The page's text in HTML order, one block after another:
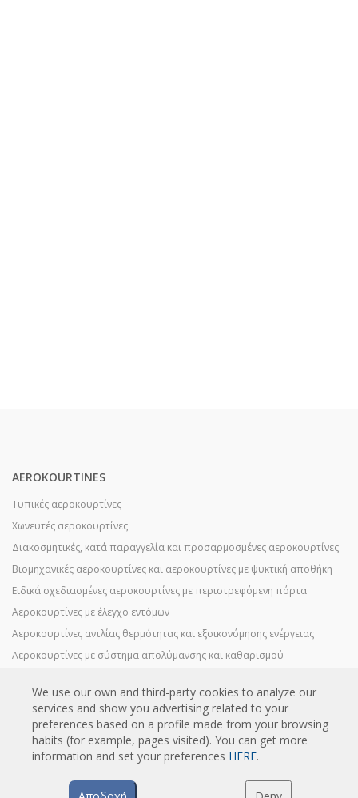
AEROKOURTINES
Τυπικές αεροκουρτίνες
Χωνευτές αεροκουρτίνες
Διακοσμητικές, κατά παραγγελία και προσαρμοσμένες αεροκουρτίνες
Βιομηχανικές αεροκουρτίνες και αεροκουρτίνες με ψυκτική αποθήκη
Ειδικά σχεδιασμένες αεροκουρτίνες με περιστρεφόμενη πόρτα
Αεροκουρτίνες με έλεγχο εντόμων
Αεροκουρτίνες αντλίας θερμότητας και εξοικονόμησης ενέργειας
Αεροκουρτίνες με σύστημα απολύμανσης και καθαρισμού
TECHNOLOGIA
Τι είναι μια αεροκουρτίνα;
Πώς λειτουργούν οι αεροκουρτίνες;
We use our own and third-party cookies to analyze our
services and show you advertising related to your
preferences based on a profile made from your browsing
habits (for example, pages visited). You can get more
information and set your preferences HERE.